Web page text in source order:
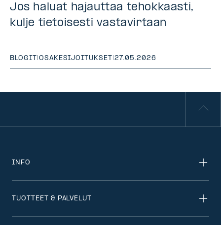
Jos haluat hajauttaa tehokkaasti,
kulje tietoisesti vastavirtaan
BLOGIT |OSAKESIJOITUKSET |27.05.2026
INFO
TUOTTEET & PALVELUT